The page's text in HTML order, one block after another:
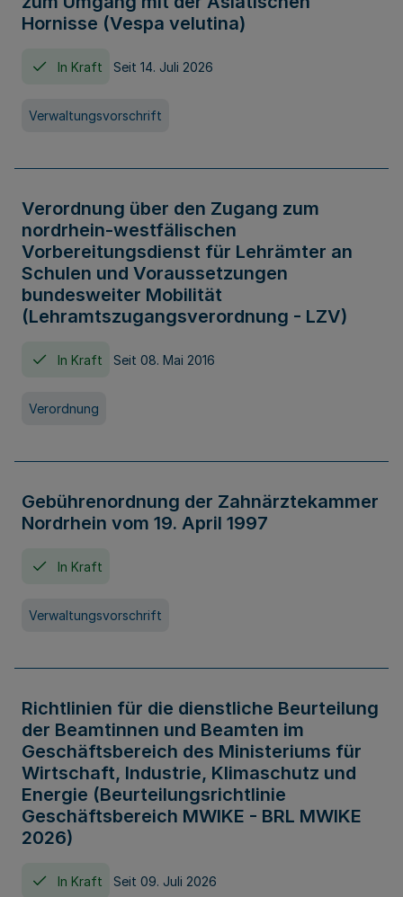
Hornisse (Vespa velutina)
In Kraft Seit 14. Juli 2026
Verwaltungsvorschrift
Verordnung über den Zugang zum
nordrhein-westfälischen
Vorbereitungsdienst für Lehrämter an
Schulen und Voraussetzungen
bundesweiter Mobilität
(Lehramtszugangsverordnung - LZV)
In Kraft Seit 08. Mai 2016
Verordnung
Gebührenordnung der Zahnärztekammer
Nordrhein vom 19. April 1997
In Kraft
Verwaltungsvorschrift
Richtlinien für die dienstliche Beurteilung
der Beamtinnen und Beamten im
Geschäftsbereich des Ministeriums für
Wirtschaft, Industrie, Klimaschutz und
Energie (Beurteilungsrichtlinie
Geschäftsbereich MWIKE - BRL MWIKE
2026)
In Kraft Seit 09. Juli 2026